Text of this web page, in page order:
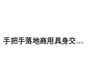
把手落地商用具身交互